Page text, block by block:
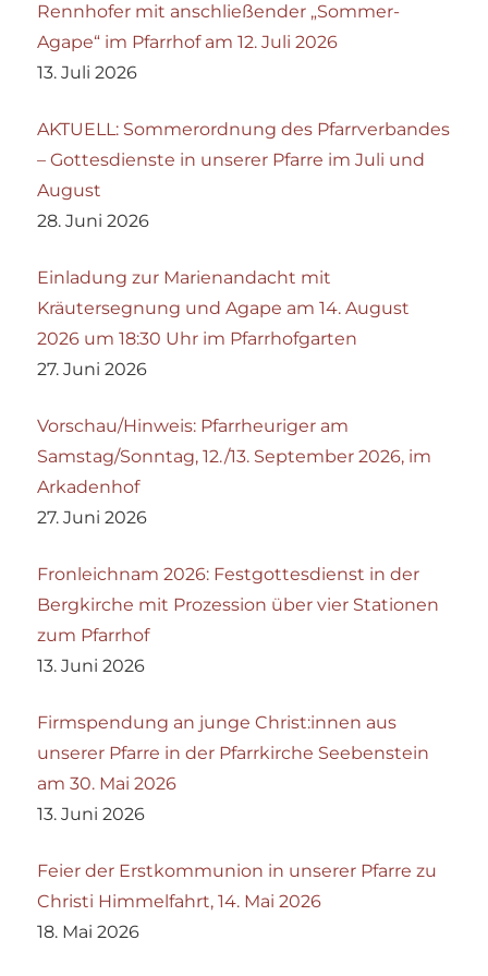
Rennhofer mit anschließender „Sommer-
Agape“ im Pfarrhof am 12. Juli 2026
13. Juli 2026
AKTUELL: Sommerordnung des Pfarrverbandes
– Gottesdienste in unserer Pfarre im Juli und
August
28. Juni 2026
Einladung zur Marienandacht mit
Kräutersegnung und Agape am 14. August
2026 um 18:30 Uhr im Pfarrhofgarten
27. Juni 2026
Vorschau/Hinweis: Pfarrheuriger am
Samstag/Sonntag, 12./13. September 2026, im
Arkadenhof
27. Juni 2026
Fronleichnam 2026: Festgottesdienst in der
Bergkirche mit Prozession über vier Stationen
zum Pfarrhof
13. Juni 2026
Firmspendung an junge Christ:innen aus
unserer Pfarre in der Pfarrkirche Seebenstein
am 30. Mai 2026
13. Juni 2026
Feier der Erstkommunion in unserer Pfarre zu
Christi Himmelfahrt, 14. Mai 2026
18. Mai 2026